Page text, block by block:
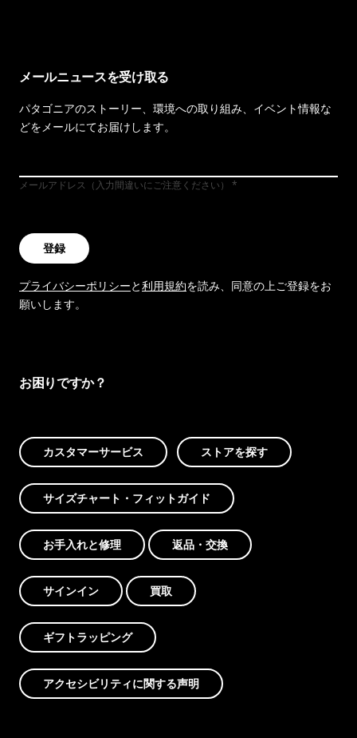
メールニュースを受け取る
パタゴニアのストーリー、環境への取り組み、イベント情報な
どをメールにてお届けします。
メールアドレス（入力間違いにご注意ください）
登録
プライバシーポリシーと利用規約を読み、同意の上ご登録をお
願いします。
お困りですか？
カスタマーサービス ストアを探す
サイズチャート・フィットガイド
お手入れと修理 返品・交換
サインイン 買取
ギフトラッピング
アクセシビリティに関する声明